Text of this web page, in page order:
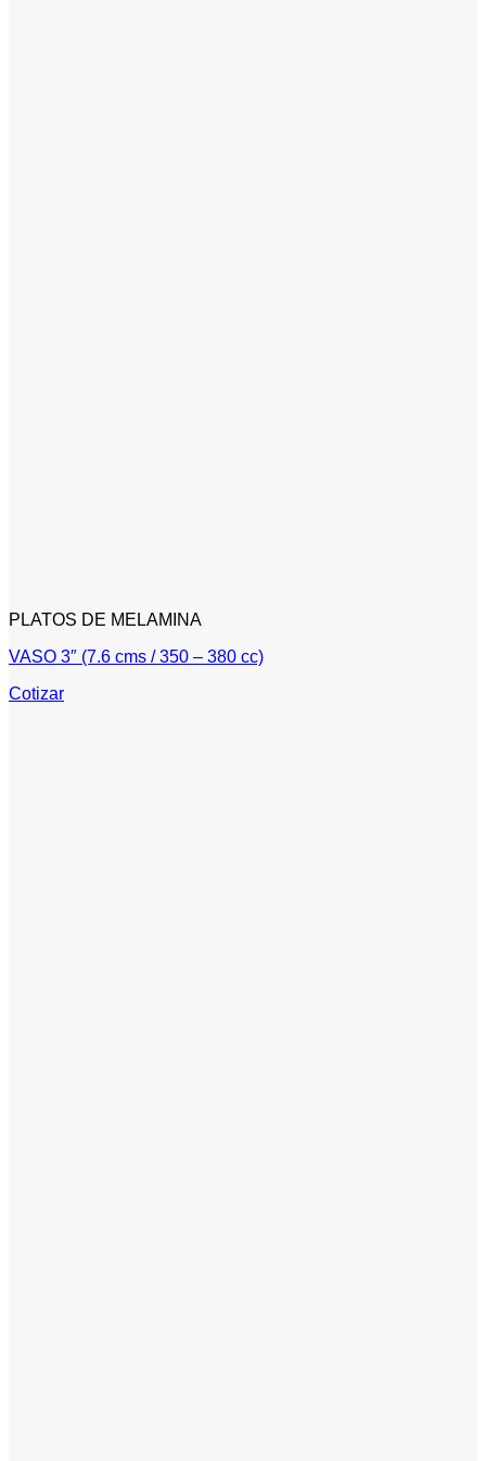
PLATOS DE MELAMINA
VASO 3″ (7.6 cms / 350 – 380 cc)
Cotizar